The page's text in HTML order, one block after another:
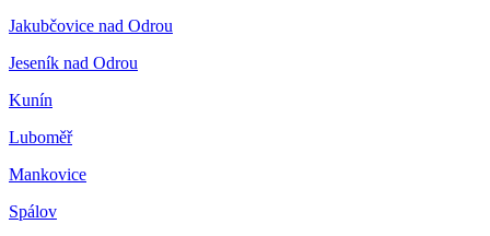
Jakubčovice nad Odrou
Jeseník nad Odrou
Kunín
Luboměř
Mankovice
Spálov